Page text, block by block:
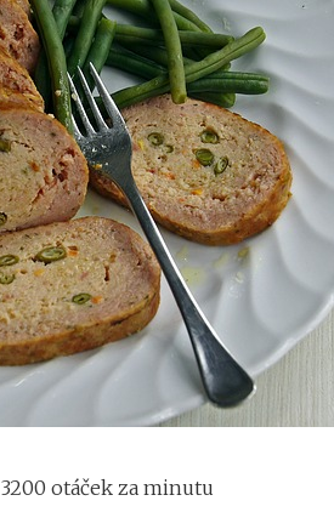
otáček za minutu